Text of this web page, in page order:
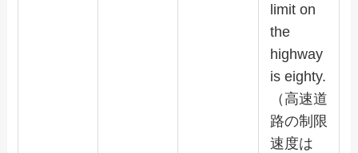
limit on
the
highway
is eighty.
（高速道
路の制限
速度は